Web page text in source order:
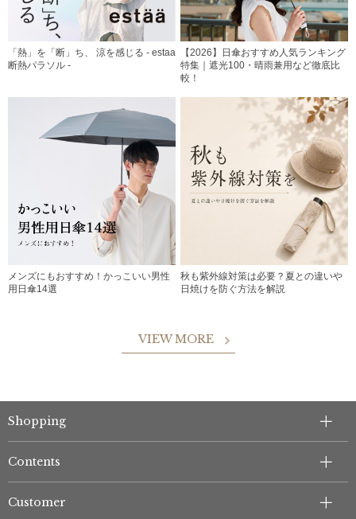
「熱」を「断」ち、 涼を感じる - estaa
断熱パラソル -
【2026】日傘おすすめ人気ランキング
特集｜遮光100・晴雨兼用など徹底比
較！
メンズにもおすすめ！かっこいい男性
用日傘14選
秋も紫外線対策は必要？夏との違いや
日焼けを防ぐ方法を解説
VIEW MORE
Shopping
Contents
Customer